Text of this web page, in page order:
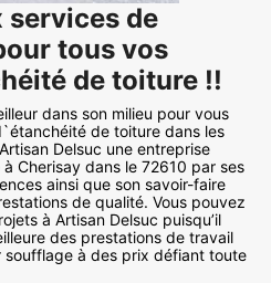
services de
tous vos
de toiture !!
dans son milieu pour vous
de toiture dans les
Delsuc une entreprise
Cherisay dans le 72610 par ses
ainsi que son savoir-faire
de qualité. Vous pouvez
à Artisan Delsuc puisqu’il
des prestations de travail
soufflage à des prix défiant toute